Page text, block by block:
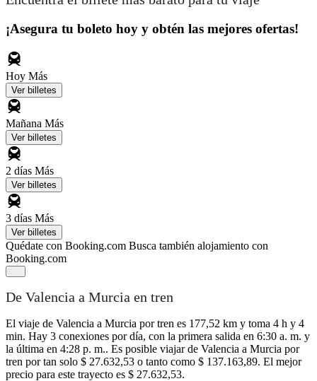
¡Asegura tu boleto hoy y obtén las mejores ofertas!
Hoy Más
Ver billetes
Mañana Más
Ver billetes
2 días Más
Ver billetes
3 días Más
Ver billetes
Quédate con Booking.com Busca también alojamiento con
Booking.com
De Valencia a Murcia en tren
El viaje de Valencia a Murcia por tren es 177,52 km y toma 4 h y 4
min. Hay 3 conexiones por día, con la primera salida en 6:30 a. m. y
la última en 4:28 p. m.. Es posible viajar de Valencia a Murcia por
tren por tan solo $ 27.632,53 o tanto como $ 137.163,89. El mejor
precio para este trayecto es $ 27.632,53.